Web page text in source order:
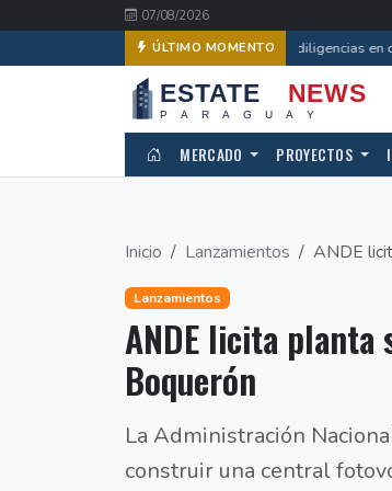
07/08/2026
ÚLTIMO MOMENTOAvanzan diligencias en
MERCADO PROYECTOS
Inicio Lanzamientos ANDE
Lanzamientos
ANDE licita planta
Boquerón
La Administración
construir una central